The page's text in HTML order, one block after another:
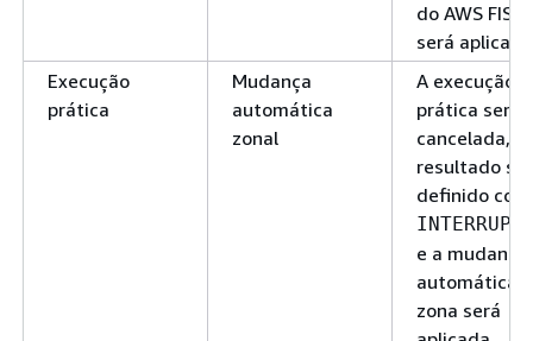
do AWS FIS
será
Execução
prática
Mudança
automática
zonal
A execução
prática será
cancelada, o
resultado
definido
e a mudança
automática
zona será